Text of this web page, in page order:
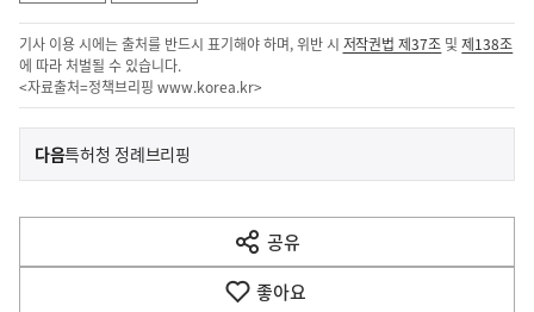
기사 이용 시에는 출처를 반드시 표기해야 하며, 위반 시 저작권법 제37조 및제138조
에 따라 처벌될 수 있습니다.
<자료출처=정책브리핑 www.korea.kr>
이
전
다
음
다음기
특허청 정례브리핑
공유
열
기
좋아요